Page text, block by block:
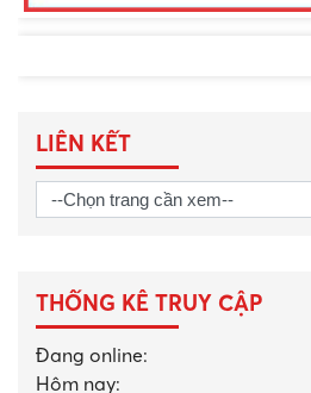
LIÊN KẾT
THỐNG KÊ TRUY CẬP
Đang online:
Hôm nay: